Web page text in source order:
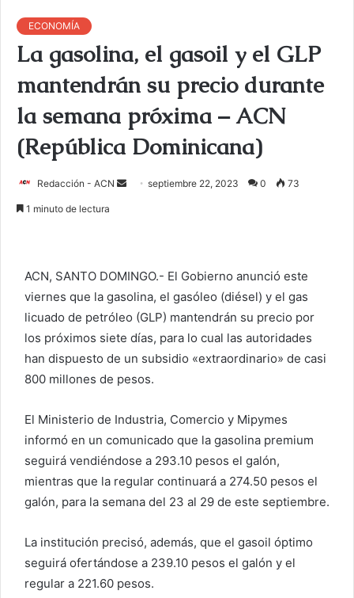
ECONOMÍA
La gasolina, el gasoil y el GLP
mantendrán su precio durante
la semana próxima – ACN
(República Dominicana)
Redacción - ACN
r
u
n
c
o
l
e
c
r
ó
n
septiembre 22, 2023 0 73
1 minuto de lectura
ACN, SANTO DOMINGO.- El Gobierno anunció este
viernes que la gasolina, el gasóleo (diésel) y el gas
licuado de petróleo (GLP) mantendrán su precio por
los próximos siete días, para lo cual las autoridades
han dispuesto de un subsidio «extraordinario» de casi
800 millones de pesos.
El Ministerio de Industria, Comercio y Mipymes
informó en un comunicado que la gasolina premium
seguirá vendiéndose a 293.10 pesos el galón,
mientras que la regular continuará a 274.50 pesos el
galón, para la semana del 23 al 29 de este septiembre.
La institución precisó, además, que el gasoil óptimo
seguirá ofertándose a 239.10 pesos el galón y el
regular a 221.60 pesos.